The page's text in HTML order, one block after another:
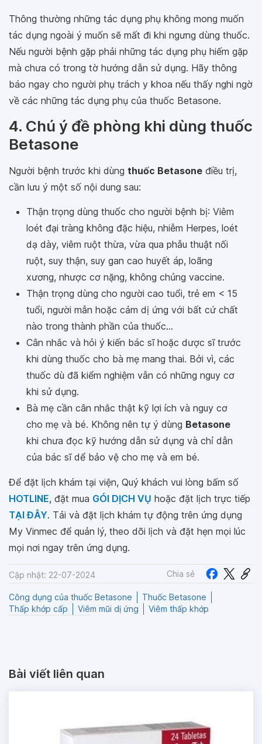
Thông thường những tác dụng phụ không mong muốn
tác dụng ngoài ý muốn sẽ mất đi khi ngưng dùng thuốc.
Nếu người bệnh gặp phải những tác dụng phụ hiếm gặp
mà chưa có trong tờ hướng dẫn sử dụng. Hãy thông
báo ngay cho người phụ trách y khoa nếu thấy nghi ngờ
về các những tác dụng phụ của thuốc Betasone.
4. Chú ý đề phòng khi dùng thuốc
Betasone
Người bệnh trước khi dùng thuốc Betasone điều trị,
cần lưu ý một số nội dung sau:
Thận trọng dùng thuốc cho người bệnh bị: Viêm
loét đại tràng không đặc hiệu, nhiễm Herpes, loét
dạ dày, viêm ruột thừa, vừa qua phẫu thuật nối
ruột, suy thận, suy gan cao huyết áp, loãng
xương, nhược cơ nặng, không chủng vaccine.
Thận trọng dùng cho người cao tuổi, trẻ em < 15
tuổi, người mẫn hoặc cảm dị ứng với bất cứ chất
nào trong thành phần của thuốc...
Cân nhắc và hỏi ý kiến bác sĩ hoặc dược sĩ trước
khi dùng thuốc cho bà mẹ mang thai. Bởi vì, các
thuốc dù đã kiểm nghiệm vẫn có những nguy cơ
khi sử dụng.
Bà mẹ cần cân nhắc thật kỹ lợi ích và nguy cơ
cho mẹ và bé. Không nên tự ý dùng Betasone
khi chưa đọc kỹ hướng dẫn sử dụng và chỉ dẫn
của bác sĩ dể bảo vệ cho mẹ và em bé.
Để đặt lịch khám tại viện, Quý khách vui lòng bấm số
HOTLINE, đặt mua GÓI DỊCH VỤ hoặc đặt lịch trực tiếp
TẠI ĐÂY. Tải và đặt lịch khám tự động trên ứng dụng
My Vinmec để quản lý, theo dõi lịch và đặt hẹn mọi lúc
mọi nơi ngay trên ứng dụng.
Cập nhật: 22-07-2024 Chia sẻ
Công dụng của thuốc Betasone
Thuốc Betasone
Thấp khớp cấp
Viêm mũi dị ứng Viêm thấp khớp
Bài viết liên quan